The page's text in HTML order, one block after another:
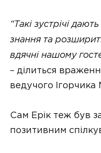
“Такі зустрічі
знання та
вдячні нашому
– ділиться
ведучого Ігорчика
Сам Ерік теж був
позитивним